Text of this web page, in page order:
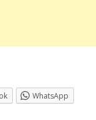
WhatsApp